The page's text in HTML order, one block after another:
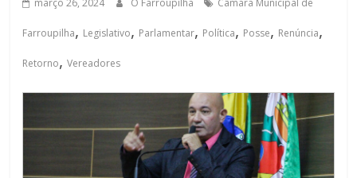
março 26, 2024 O Farroupilha Câmara Municipal de
Farroupilha, Legislativo, Parlamentar, Política, Posse, Renúncia,
Retorno,Vereadores